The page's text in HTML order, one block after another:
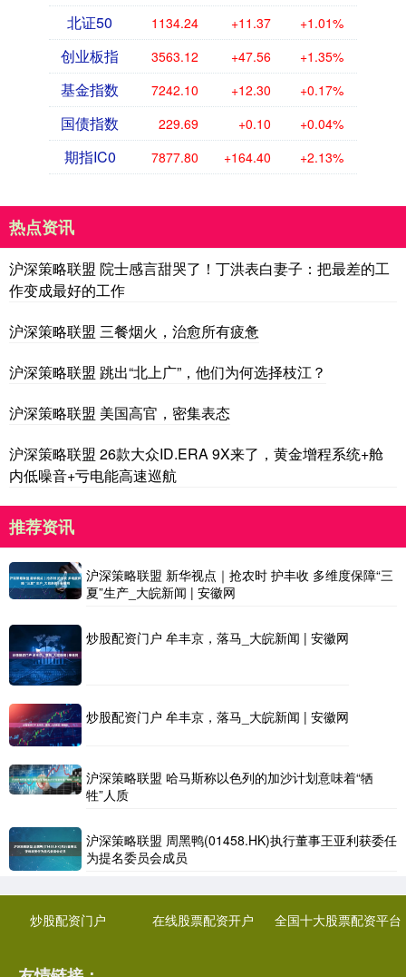
北证50 1134.24 +11.37 +1.01%
创业板指 3563.12 +47.56 +1.35%
基金指数 7242.10 +12.30 +0.17%
国债指数 229.69 +0.10 +0.04%
期指IC0 7877.80 +164.40 +2.13%
热点资讯
沪深策略联盟 院士感言甜哭了！丁洪表白妻子：把最差的工
作变成最好的工作
沪深策略联盟 三餐烟火，治愈所有疲惫
沪深策略联盟 跳出“北上广”，他们为何选择枝江？
沪深策略联盟 美国高官，密集表态
沪深策略联盟 26款大众ID.ERA 9X来了，黄金增程系统+舱
内低噪音+亏电能高速巡航
推荐资讯
沪深策略联盟 新华视点｜抢农时 护丰收 多维度保障“三
夏”生产_大皖新闻 | 安徽网
炒股配资门户 牟丰京，落马_大皖新闻 | 安徽网
炒股配资门户 牟丰京，落马_大皖新闻 | 安徽网
沪深策略联盟 哈马斯称以色列的加沙计划意味着“牺
牲”人质
沪深策略联盟 周黑鸭(01458.HK)执行董事王亚利获委任
为提名委员会成员
炒股配资门户 在线股票配资开户 全国十大股票配资平台